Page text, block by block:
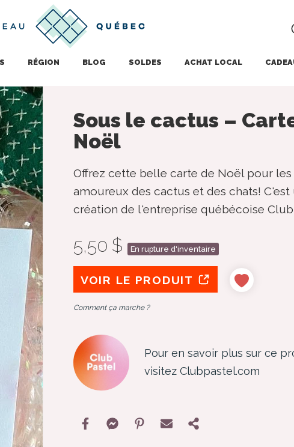
RÉGION BLOG SOLDES ACHAT LOCAL
Sous le cactus –
Noël
Offrez cette belle carte de Noël pour les
amoureux des cactus et des chats!
création de l'entreprise québécoise Club
5,50 $ En rupture d'inventaire
VOIR LE PRODUIT
Comment ça marche ?
Pour en savoir plus sur ce
visitez Clubpastel.com